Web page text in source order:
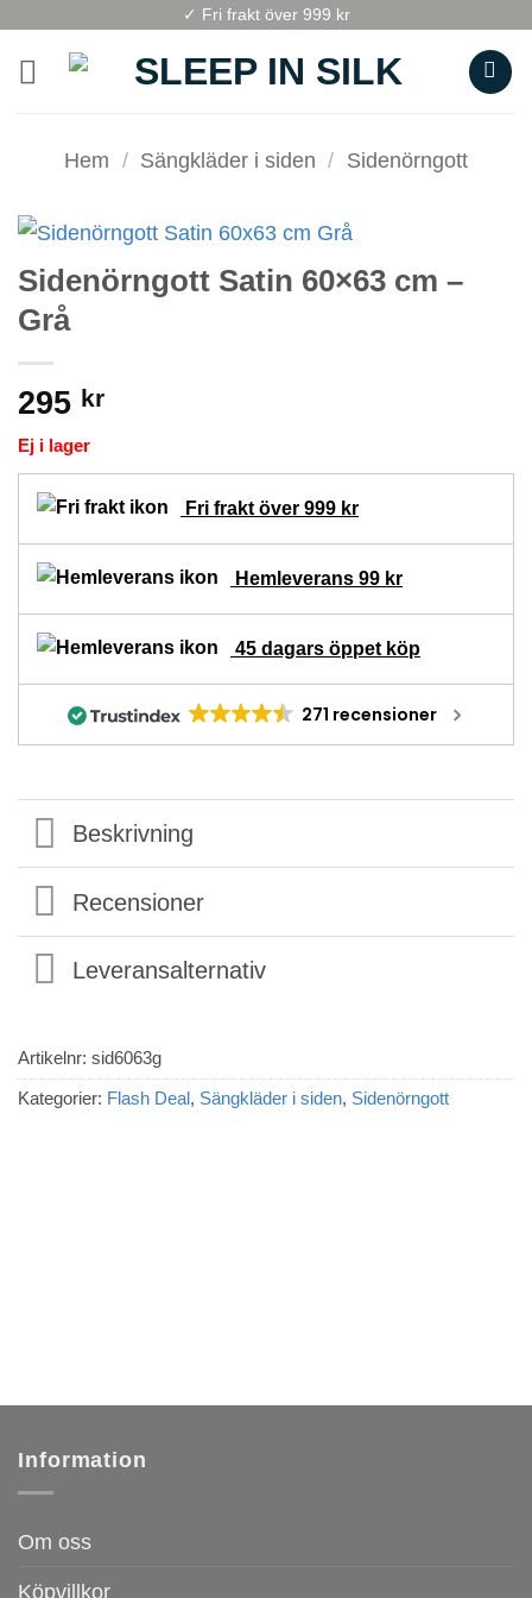
content
✓ Fri frakt över 999 kr
Hem / Sängkläder i siden / Sidenörngott
Sidenörngott Satin 60×63 cm –
Grå
295 kr
Ej i lager
Fri frakt över 999 kr
Hemleverans 99 kr
45 dagars öppet köp
271 recensioner
Beskrivning
Recensioner
Leveransalternativ
Artikelnr: sid6063g
Kategorier: Flash Deal, Sängkläder i siden, Sidenörngott
Information
Om oss
Köpvillkor